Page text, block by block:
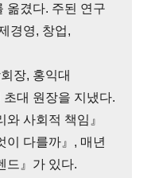
옮겼다. 주된 연구
경영, 창업,
장, 홍익대
대 원장을 지냈다.
사회적 책임』
이 다를까』, 매년
드』가 있다.